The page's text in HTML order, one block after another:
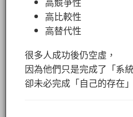
高比較性
高替代性
很多人成功後仍空虛，
因為他們只是完成了「系
卻未必完成「自己的存在